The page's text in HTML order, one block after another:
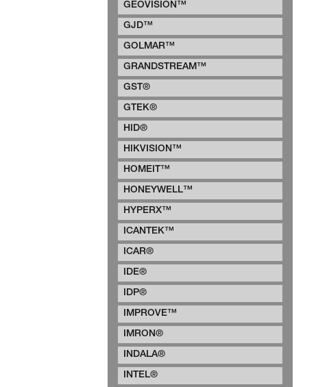
GEOVISION™
GJD™
GOLMAR™
GRANDSTREAM™
GST®
GTEK®
HID®
HIKVISION™
HOMEIT™
HONEYWELL™
HYPERX™
ICANTEK™
ICAR®
IDE®
IDP®
IMPROVE™
IMRON®
INDALA®
INTEL®